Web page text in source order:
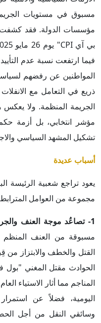
مسبوق في مستويات
مؤسسات الدولة. فقد
المواطنين عن رفضهم
ذريع في التعامل مع
الجريمة المنظمة. ولا يعكس
مؤشر انتخابي، بل أزمة
تشكيل المشهد السياسي
أسباب عديدة
يعود تراجع شعبية الرئيسة
مجموعة من العوامل
1- تصاعُد موجة العنف والجريمة المنظمة:
مسبوقة من العنف المنظم
القتل والخطف والابتزاز من
المناجم مما أثار الاستياء
اليومية، فضلاً عن
وسائقي النقل من أجل